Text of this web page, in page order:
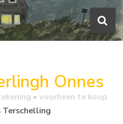
Onnes
• voorheen te koop
Terschelling